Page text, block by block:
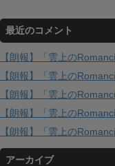
最近のコメント
【朗報】「雲上の
【朗報】「雲上の
【朗報】「雲上の
【朗報】「雲上の
【朗報】「雲上の
アーカイブ